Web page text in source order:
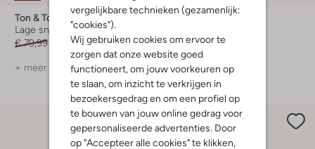
vergelijkbare technieken (gezamenlijk:
"cookies").
Wij gebruiken cookies om ervoor te
zorgen dat onze website goed
functioneert, om jouw voorkeuren op
te slaan, om inzicht te verkrijgen in
bezoekersgedrag en om een profiel op
te bouwen van jouw online gedrag voor
gepersonaliseerde advertenties. Door
op "Accepteer alle cookies" te klikken,
Ton & Ton
Lage sneakers
€ 79,99
€ 47,99
+ meer kleuren
Ton & Ton
€ 69,95 € 27,99